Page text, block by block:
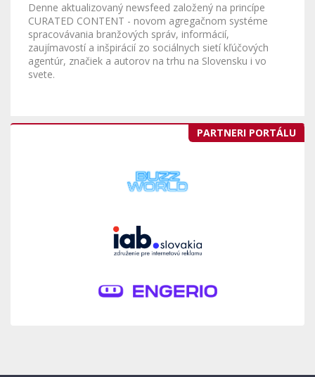
Denne aktualizovaný newsfeed založený na princípe
CURATED CONTENT - novom agregačnom systéme
spracovávania branžových správ, informácií,
zaujímavostí a inšpirácií zo sociálnych sietí kľúčových
agentúr, značiek a autorov na trhu na Slovensku i vo
svete.
PARTNERI PORTÁLU